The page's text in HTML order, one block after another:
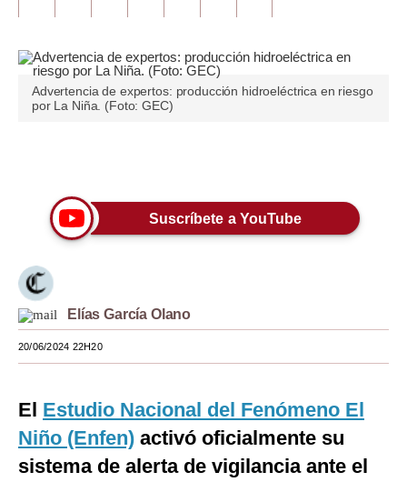
Pregunta de hoy
Blogs
Viajes
Moda
Estilos
Mundo
EEUU
Internacional
Advertencia de expertos: producción hidroeléctrica en riesgo
por La Niña. (Foto: GEC)
Suscríbete a YouTube
Elías García Olano
20/06/2024 22H20
El Estudio Nacional del Fenómeno El
Niño (Enfen) activó oficialmente su
sistema de alerta de vigilancia ante el